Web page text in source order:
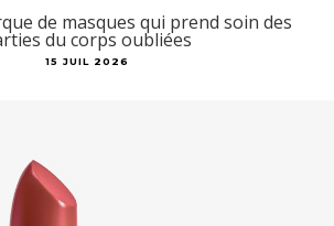
de masques qui prend soin des
du corps oubliées
15 JUIL 2026